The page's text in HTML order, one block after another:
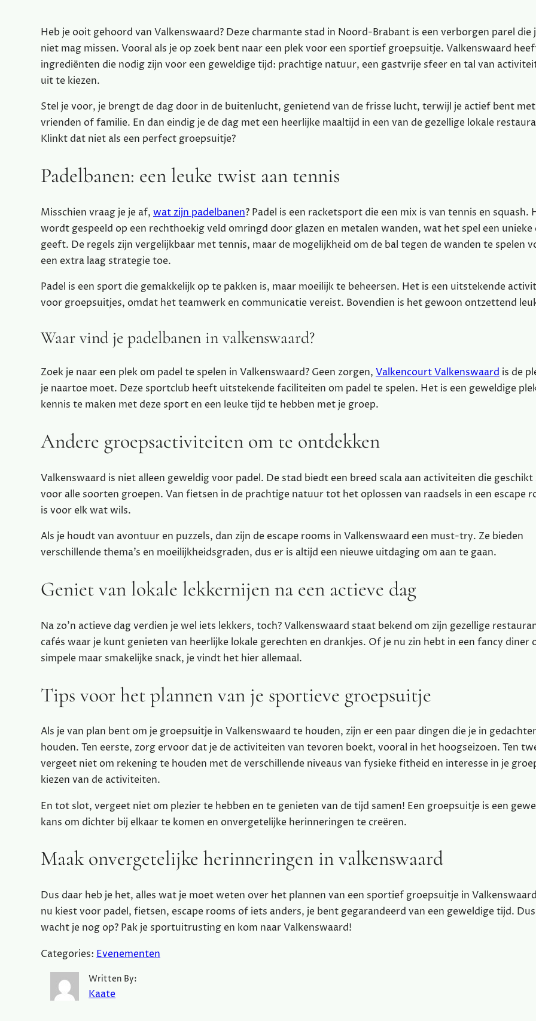
Heb je ooit gehoord van Valkenswaard? Deze charmante stad in Noord-Brabant is een verborgen parel die
niet mag missen. Vooral als je op zoek bent naar een plek voor een sportief groepsuitje. Valkenswaard
ingrediënten die nodig zijn voor een geweldige tijd: prachtige natuur, een gastvrije sfeer en tal van
uit te kiezen.
Stel je voor, je brengt de dag door in de buitenlucht, genietend van de frisse lucht, terwijl je actief bent
vrienden of familie. En dan eindig je de dag met een heerlijke maaltijd in een van de gezellige lokale
Klinkt dat niet als een perfect groepsuitje?
Padelbanen: een leuke twist aan tennis
Misschien vraag je je af, wat zijn padelbanen? Padel is een racketsport die een mix is van tennis en squash.
wordt gespeeld op een rechthoekig veld omringd door glazen en metalen wanden, wat het spel een unieke
geeft. De regels zijn vergelijkbaar met tennis, maar de mogelijkheid om de bal tegen de wanden te spelen
een extra laag strategie toe.
Padel is een sport die gemakkelijk op te pakken is, maar moeilijk te beheersen. Het is een uitstekende
voor groepsuitjes, omdat het teamwerk en communicatie vereist. Bovendien is het gewoon ontzettend
Waar vind je padelbanen in valkenswaard?
Zoek je naar een plek om padel te spelen in Valkenswaard? Geen zorgen, Valkencourt Valkenswaard is de
je naartoe moet. Deze sportclub heeft uitstekende faciliteiten om padel te spelen. Het is een geweldige
kennis te maken met deze sport en een leuke tijd te hebben met je groep.
Andere groepsactiviteiten om te ontdekken
Valkenswaard is niet alleen geweldig voor padel. De stad biedt een breed scala aan activiteiten die geschikt
voor alle soorten groepen. Van fietsen in de prachtige natuur tot het oplossen van raadsels in een escape
is voor elk wat wils.
Als je houdt van avontuur en puzzels, dan zijn de escape rooms in Valkenswaard een must-try. Ze bieden
verschillende thema’s en moeilijkheidsgraden, dus er is altijd een nieuwe uitdaging om aan te gaan.
Geniet van lokale lekkernijen na een actieve dag
Na zo’n actieve dag verdien je wel iets lekkers, toch? Valkenswaard staat bekend om zijn gezellige
cafés waar je kunt genieten van heerlijke lokale gerechten en drankjes. Of je nu zin hebt in een fancy diner
simpele maar smakelijke snack, je vindt het hier allemaal.
Tips voor het plannen van je sportieve groepsuitje
Als je van plan bent om je groepsuitje in Valkenswaard te houden, zijn er een paar dingen die je in
houden. Ten eerste, zorg ervoor dat je de activiteiten van tevoren boekt, vooral in het hoogseizoen. Ten
vergeet niet om rekening te houden met de verschillende niveaus van fysieke fitheid en interesse in je
kiezen van de activiteiten.
En tot slot, vergeet niet om plezier te hebben en te genieten van de tijd samen! Een groepsuitje is een
kans om dichter bij elkaar te komen en onvergetelijke herinneringen te creëren.
Maak onvergetelijke herinneringen in valkenswaard
Dus daar heb je het, alles wat je moet weten over het plannen van een sportief groepsuitje in
nu kiest voor padel, fietsen, escape rooms of iets anders, je bent gegarandeerd van een geweldige tijd.
wacht je nog op? Pak je sportuitrusting en kom naar Valkenswaard!
Categories: Evenementen
Written By:
Kaate